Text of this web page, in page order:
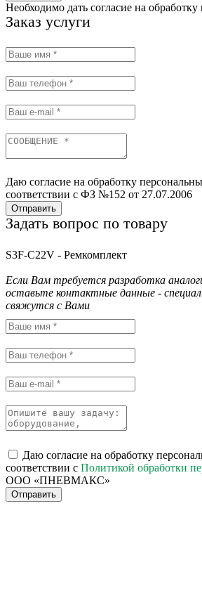
Необходимо дать согласие на
Заказ услуги
Даю согласие на обработку
соответствии с ФЗ №152 от 27.07.2006
Отправить
Задать вопрос по товару
S3F-C22V - Ремкомплект
Если Вам требуется разработка
оставьте контактные данные -
свяжутся с Вами
Даю согласие на обработку
соответствии с Политикой обработки
ООО «ПНЕВМАКС»
Отправить